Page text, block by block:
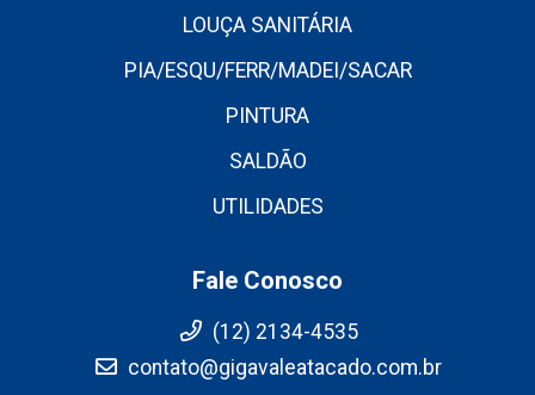
LOUÇA SANITÁRIA
PIA/ESQU/FERR/MADEI/SACAR
PINTURA
SALDÃO
UTILIDADES
Fale Conosco
(12) 2134-4535
contato@gigavaleatacado.com.br